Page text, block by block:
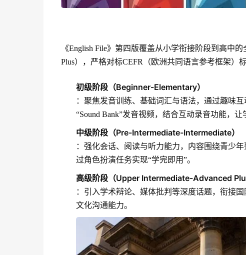
《English File》第四版覆盖从小学衔接阶段到高中
Plus），严格对标CEFR（欧洲共同语言参考框架）
初级阶段（Beginner-Elementary）
：聚焦发音训练、基础词汇与语法，通过趣味
“Sound Bank”发音视频，结合互动录音功能，
中级阶段（Pre-Intermediate-Intermediate）
：强化会话、阅读与听力能力，内容围绕青少
过角色扮演任务实现“学完即用”。
高级阶段（Upper Intermediate-Advanced
：引入学术辩论、媒体批判等深度话题，衔接
文化沟通能力。